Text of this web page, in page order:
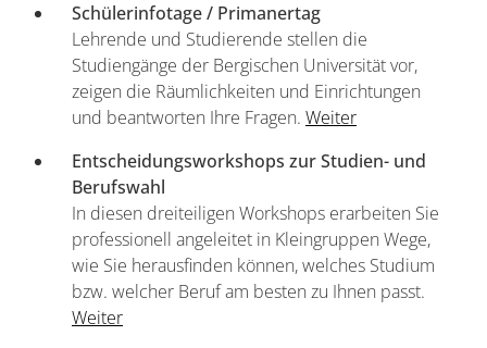
Schülerinfotage / Primanertag
Lehrende und Studierende stellen die
Studiengänge der Bergischen Universität vor,
zeigen die Räumlichkeiten und Einrichtungen
und beantworten Ihre Fragen. Weiter
Entscheidungsworkshops zur Studien- und
Berufswahl
In diesen dreiteiligen Workshops erarbeiten Sie
professionell angeleitet in Kleingruppen Wege,
wie Sie herausfinden können, welches Studium
bzw. welcher Beruf am besten zu Ihnen passt.
Weiter